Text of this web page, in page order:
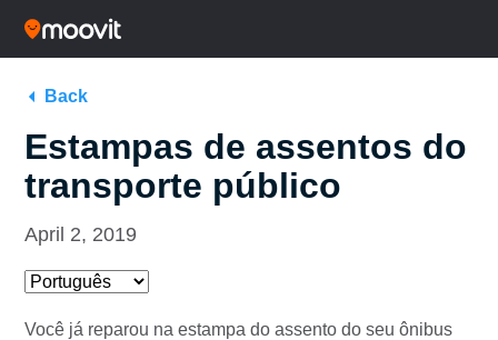
Back
Estampas de assentos do
transporte público
April 2, 2019
Você já reparou na estampa do assento do seu ônibus